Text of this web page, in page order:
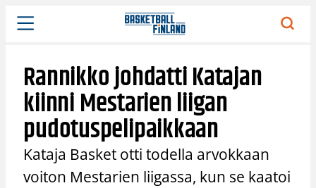
Siirry
sisältöön
Rannikko johdatti Katajan
kiinni Mestarien liigan
pudotuspelipaikkaan
Kataja Basket otti todella arvokkaan
voiton Mestarien liigassa, kun se kaatoi